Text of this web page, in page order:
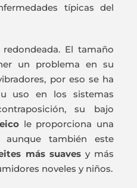
típicas del
El tamaño
un problema en su
por eso se ha
uso en los sistemas
su bajo
le proporciona una
aunque también este
más suavesy más
noveles y niños.